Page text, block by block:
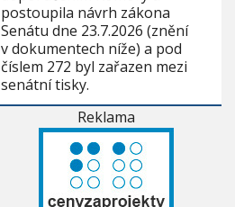
postoupila návrh zákona
Senátu dne 23.7.2026 (znění
v dokumentech níže) a pod
číslem 272 byl zařazen mezi
senátní tisky.
Reklama